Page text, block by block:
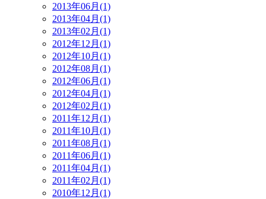
2013年06月(1)
2013年04月(1)
2013年02月(1)
2012年12月(1)
2012年10月(1)
2012年08月(1)
2012年06月(1)
2012年04月(1)
2012年02月(1)
2011年12月(1)
2011年10月(1)
2011年08月(1)
2011年06月(1)
2011年04月(1)
2011年02月(1)
2010年12月(1)